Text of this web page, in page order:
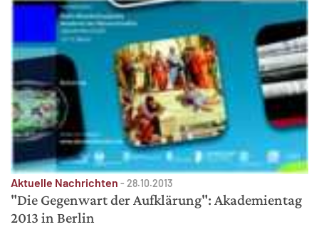
Aktuelle Nachrichten - 28.10.2013
"Die Gegenwart der Aufklärung": Akademientag
2013 in Berlin